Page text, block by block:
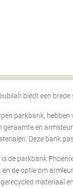
biedt een
parkbank,
en
Deze bank
de parkbank
de optie om
gerecycled materiaal